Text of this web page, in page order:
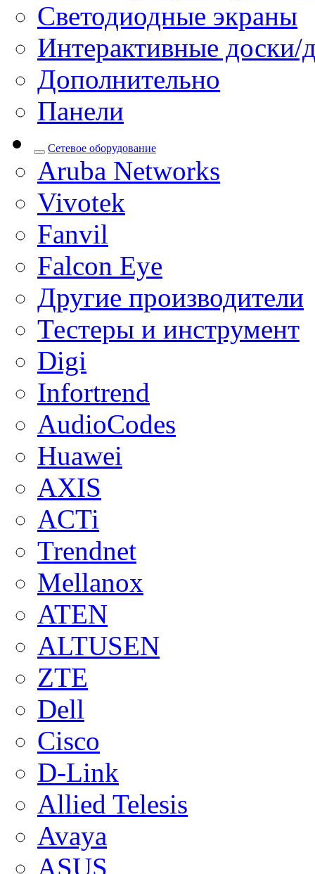
Светодиодные экраны
Интерактивные доски/
Дополнительно
Панели
Сетевое оборудование
Aruba Networks
Vivotek
Fanvil
Falcon Eye
Другие производители
Тестеры и инструмент
Digi
Infortrend
AudioCodes
Huawei
AXIS
ACTi
Trendnet
Mellanox
ATEN
ALTUSEN
ZTE
Dell
Cisco
D-Link
Allied Telesis
Avaya
ASUS